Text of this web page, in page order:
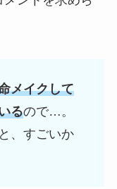
メイクして
るので…。
、すごいか